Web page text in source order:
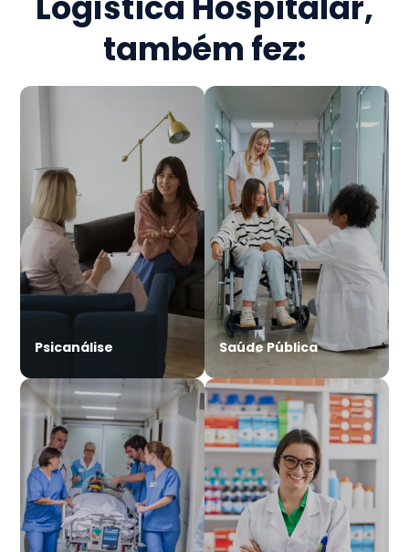
também fez:
Psicanálise Saúde Pública